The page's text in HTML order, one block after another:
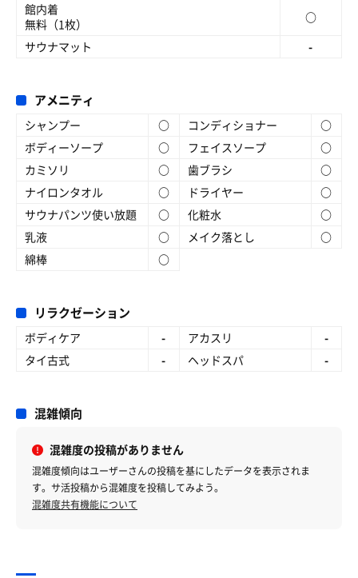
館内着
無料（1枚）
○
サウナマット
-
アメニティ
シャンプー ○ コンディショナー
○
ボディーソープ
○ フェイスソープ
○
カミソリ
○ 歯ブラシ
○
ナイロンタオル
○ ドライヤー
○
サウナパンツ使い放題
○ 化粧水
○
乳液
○ メイク落とし
○
綿棒
○
リラクゼーション
ボディケア - アカスリ
-
タイ古式
- ヘッドスパ -
混雑傾向
混雑度の投稿がありません
混雑度傾向はユーザーさんの投稿を基にしたデータを表示されま
す。サ活投稿から混雑度を投稿してみよう。
混雑度共有機能について